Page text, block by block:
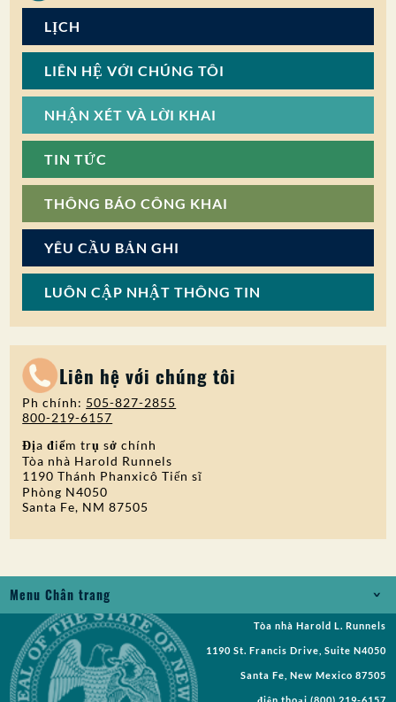
LỊCH
LIÊN HỆ VỚI CHÚNG TÔI
NHẬN XÉT VÀ LỜI KHAI
TIN TỨC
THÔNG BÁO CÔNG KHAI
YÊU CẦU BẢN GHI
LUÔN CẬP NHẬT THÔNG TIN
Liên hệ với chúng tôi
Ph chính: 505-827-2855
800-219-6157
Địa điểm trụ sở chính
Tòa nhà Harold Runnels
1190 Thánh Phanxicô Tiến sĩ
Phòng N4050
Santa Fe, NM 87505
Menu Chân trang
Jobs
Yêu cầu Bản ghi
Tòa nhà Harold L. Runnels
1190 St. Francis Drive, Suite N4050
Santa Fe, New Mexico 87505